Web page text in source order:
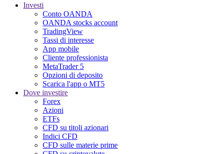
Investi
Conto OANDA
OANDA stocks account
TradingView
Tassi di interesse
App mobile
Cliente professionista
MetaTrader 5
Opzioni di deposito
Scarica l'app o MT5
Dove investire
Forex
Azioni
ETFs
CFD su titoli azionari
Indici CFD
CFD sulle materie prime